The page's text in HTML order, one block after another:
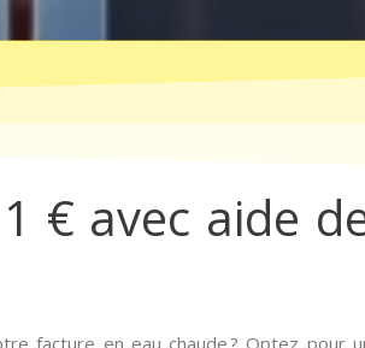
€ avec aide
facture en eau chaude ? Optez pour